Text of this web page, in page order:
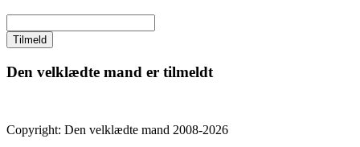
Den velklædte mand er tilmeldt
Copyright: Den velklædte mand 2008-2026